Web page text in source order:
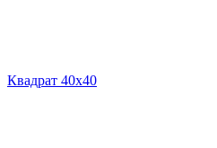
Квадрат 40х40